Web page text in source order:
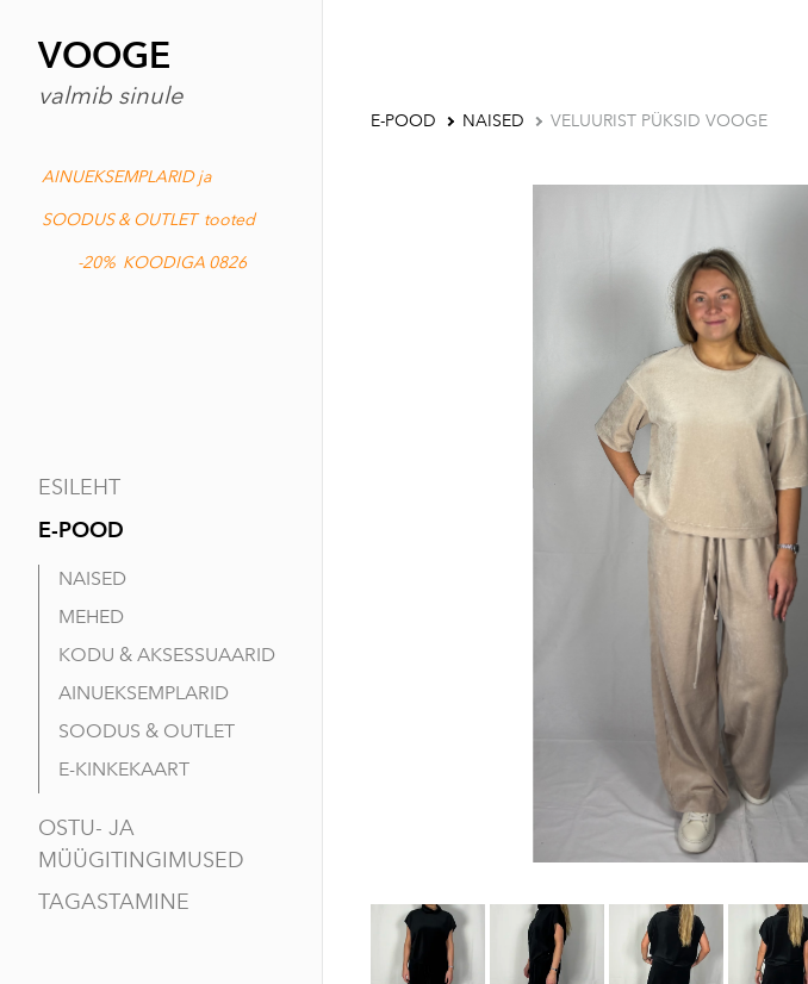
VOOGE
valmib sinule
AINUEKSEMPLARID ja
SOODUS & OUTLET tooted
-20% KOODIGA 0826
ESILEHT
E-POOD
NAISED
MEHED
KODU & AKSESSUAARID
AINUEKSEMPLARID
SOODUS & OUTLET
E-KINKEKAART
OSTU- JA
MÜÜGITINGIMUSED
TAGASTAMINE
E-POOD NAISED VELUURIST PÜKSID VOOGE